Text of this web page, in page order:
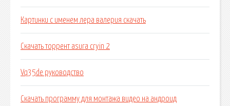
Картинки с именем лера валерия скачать
Скачать торрент asura cryin 2
Vq35de руководство
Скачать программу для монтажа видео на андроид